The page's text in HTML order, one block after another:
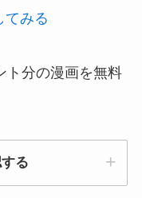
みる
ト分の漫画を無料
る